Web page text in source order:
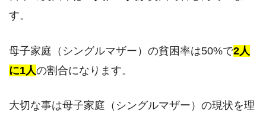
す。
母子家庭（シングルマザー）の貧困率は50%で2人
に1人の割合になります。
大切な事は母子家庭（シングルマザー）の現状を理